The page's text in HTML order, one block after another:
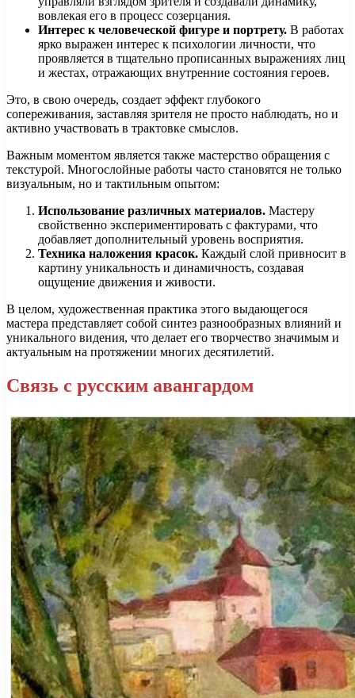
вовлекая его в процесс созерцания.
Интерес к человеческой фигуре и портрету. В работах
ярко выражен интерес к психологии личности, что
проявляется в тщательно прописанных выражениях лиц
и жестах, отражающих внутренние состояния героев.
Это, в свою очередь, создает эффект глубокого
сопереживания, заставляя зрителя не просто наблюдать, но и
активно участвовать в трактовке смыслов.
Важным моментом является также мастерство обращения с
текстурой. Многослойные работы часто становятся не только
визуальным, но и тактильным опытом:
Использование различных материалов. Мастеру
свойственно экспериментировать с фактурами, что
добавляет дополнительный уровень восприятия.
Техника наложения красок. Каждый слой привносит в
картину уникальность и динамичность, создавая
ощущение движения и живости.
В целом, художественная практика этого выдающегося
мастера представляет собой синтез разнообразных влияний и
уникального видения, что делает его творчество значимым и
актуальным на протяжении многих десятилетий.
Связь с русским авангардом